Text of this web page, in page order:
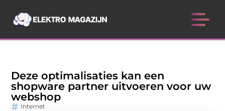
Deze optimalisaties kan een
shopware partner uitvoeren voor uw
webshop
Internet